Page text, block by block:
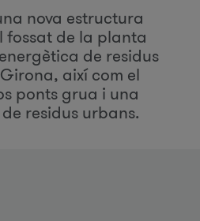
nova estructura
fossat de la planta
de residus
així com el
ponts grua i una
residus urbans.